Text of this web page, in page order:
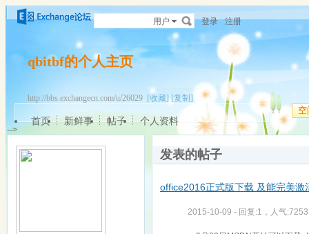
用户 登录 注册
qbitbf的个人主页
http://bbs.exchangecn.com/u/26029 [收藏] [复制]
空
首页 新鲜事 帖子 个人资料
-->
发表的帖子
office2016正式版下载 及能完美激
2015-10-09 - 回复:1，人气